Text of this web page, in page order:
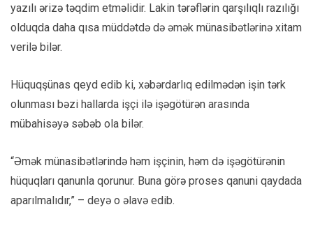
yazılı ərizə təqdim etməlidir. Lakin tərəflərin qarşılıqlı razılığı
olduqda daha qısa müddətdə də əmək münasibətlərinə xitam
verilə bilər.
Hüquqşünas qeyd edib ki, xəbərdarlıq edilmədən işin tərk
olunması bəzi hallarda işçi ilə işəgötürən arasında
mübahisəyə səbəb ola bilər.
“Əmək münasibətlərində həm işçinin, həm də işəgötürənin
hüquqları qanunla qorunur. Buna görə proses qanuni qaydada
aparılmalıdır,” – deyə o əlavə edib.